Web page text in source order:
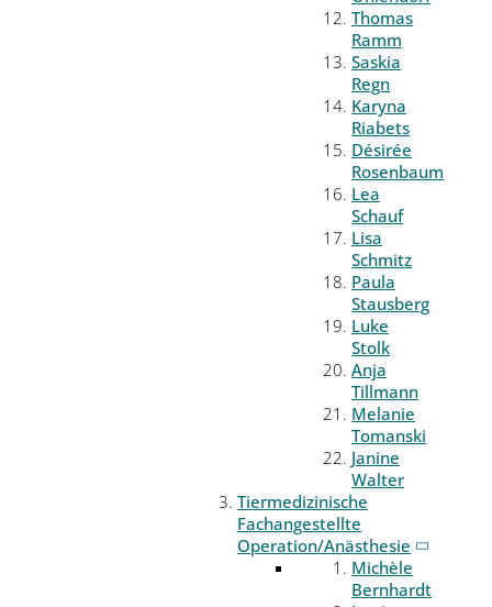
Thomas
Ramm
Saskia
Regn
Karyna
Riabets
Désirée
Rosenbaum
Lea
Schauf
Lisa
Schmitz
Paula
Stausberg
Luke
Stolk
Anja
Tillmann
Melanie
Tomanski
Janine
Walter
Tiermedizinische
Fachangestellte
Operation/Anästhesie
Michèle
Bernhardt